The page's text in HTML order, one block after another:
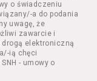
usług, o
poniżej,
zakresie
precyzują
danych
o świadczeniu
a do podania
uwagę, że
zawarcie i
drogą elektroniczną
ią chęci
- umowy o